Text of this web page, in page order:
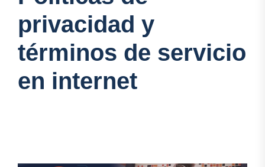
privacidad y
términos de servicio
en internet